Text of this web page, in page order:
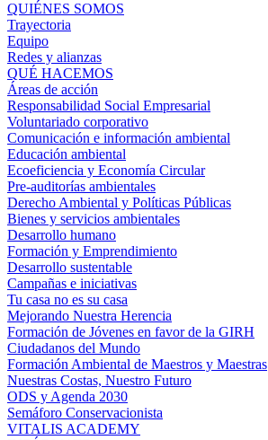
QUIÉNES SOMOS
Trayectoria
Equipo
Redes y alianzas
QUÉ HACEMOS
Áreas de acción
Responsabilidad Social Empresarial
Voluntariado corporativo
Comunicación e información ambiental
Educación ambiental
Ecoeficiencia y Economía Circular
Pre-auditorías ambientales
Derecho Ambiental y Políticas Públicas
Bienes y servicios ambientales
Desarrollo humano
Formación y Emprendimiento
Desarrollo sustentable
Campañas e iniciativas
Tu casa no es su casa
Mejorando Nuestra Herencia
Formación de Jóvenes en favor de la GIRH
Ciudadanos del Mundo
Formación Ambiental de Maestros y Maestras
Nuestras Costas, Nuestro Futuro
ODS y Agenda 2030
Semáforo Conservacionista
VITALIS ACADEMY